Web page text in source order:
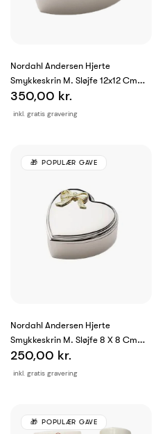
Nordahl Andersen Hjerte
Smykkeskrin M. Sløjfe 12x12 Cm
Krom
inkl. gratis gravering
350,00 kr.
Nordahl Andersen Hjerte
Smykkeskrin M. Sløjfe 8 X 8 Cm
Krom
inkl. gratis gravering
250,00 kr.
POPULÆR GAVE
POPULÆR GAVE